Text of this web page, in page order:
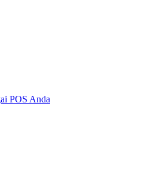
POS Anda